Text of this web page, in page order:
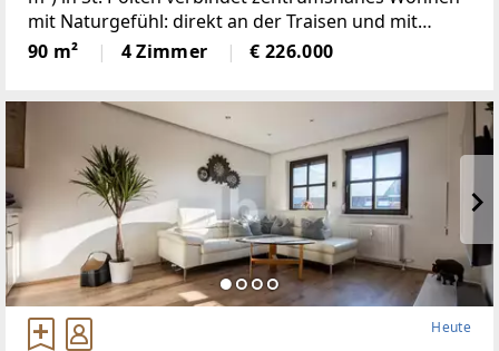
mit Naturgefühl: direkt an der Traisen und mit
herrlichem Ausblick über die Stadt. Die inkludierte
Küche macht den Einzug besonders unkompliziert.
90 m² 4 Zimmer € 226.000
Heute